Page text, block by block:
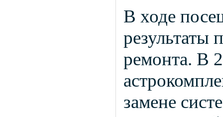
В ходе
результаты
ремонта. В
замене